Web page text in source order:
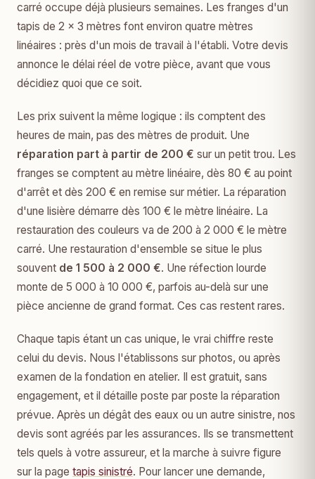
carré occupe déjà plusieurs semaines. Les franges d'un
tapis de 2 × 3 mètres font environ quatre mètres
linéaires : près d'un mois de travail à l'établi. Votre devis
annonce le délai réel de votre pièce, avant que vous
décidiez quoi que ce soit.
Les prix suivent la même logique : ils comptent des
heures de main, pas des mètres de produit. Une
réparation part à partir de 200 € sur un petit trou. Les
franges se comptent au mètre linéaire, dès 80 € au point
d'arrêt et dès 200 € en remise sur métier. La réparation
d'une lisière démarre dès 100 € le mètre linéaire. La
restauration des couleurs va de 200 à 2 000 € le mètre
carré. Une restauration d'ensemble se situe le plus
souvent de 1 500 à 2 000 €. Une réfection lourde
monte de 5 000 à 10 000 €, parfois au-delà sur une
pièce ancienne de grand format. Ces cas restent rares.
Chaque tapis étant un cas unique, le vrai chiffre reste
celui du devis. Nous l'établissons sur photos, ou après
examen de la fondation en atelier. Il est gratuit, sans
engagement, et il détaille poste par poste la réparation
prévue. Après un dégât des eaux ou un autre sinistre, nos
devis sont agréés par les assurances. Ils se transmettent
tels quels à votre assureur, et la marche à suivre figure
sur la page tapis sinistré. Pour lancer une demande,